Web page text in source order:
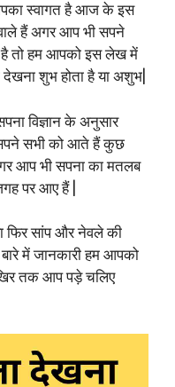
स्वागत है आज के इस
हैं अगर आप भी सपने
तो हम आपको इस लेख में
शुभ होता है या अशुभ|
विज्ञान के अनुसार
सभी को आते हैं कुछ
आप भी सपना का मतलब
पर आए हैं |
फिर सांप और नेवले की
में जानकारी हम आपको
तक आप पड़े चलिए